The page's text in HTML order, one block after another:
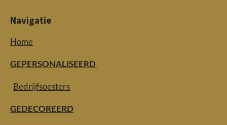
Navigatie
Home
GEPERSONALISEERD
Bedrijfsoesters
GEDECOREERD